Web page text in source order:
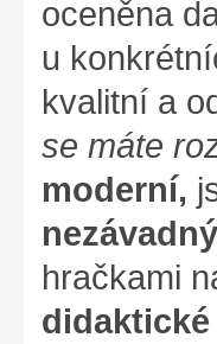
oceněna
u
kvalitní a
se máte
moderní,
hračkami